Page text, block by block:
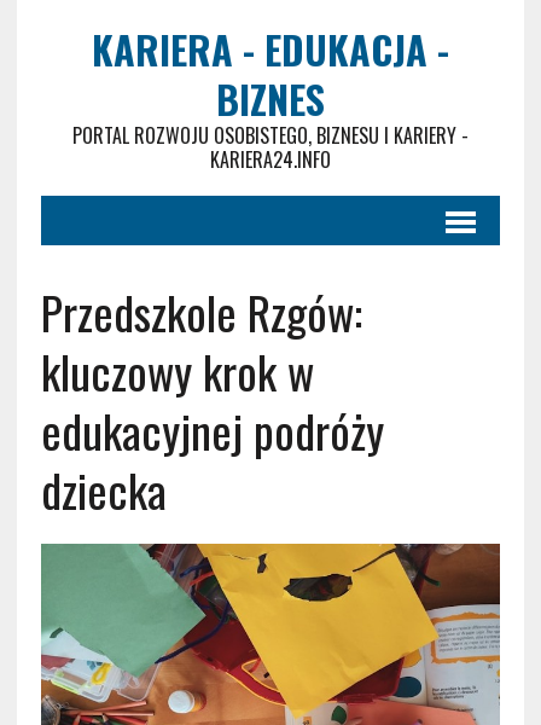
KARIERA - EDUKACJA -
BIZNES
PORTAL ROZWOJU OSOBISTEGO, BIZNESU I KARIERY -
KARIERA24.INFO
Przedszkole Rzgów:
kluczowy krok w
edukacyjnej podróży
dziecka